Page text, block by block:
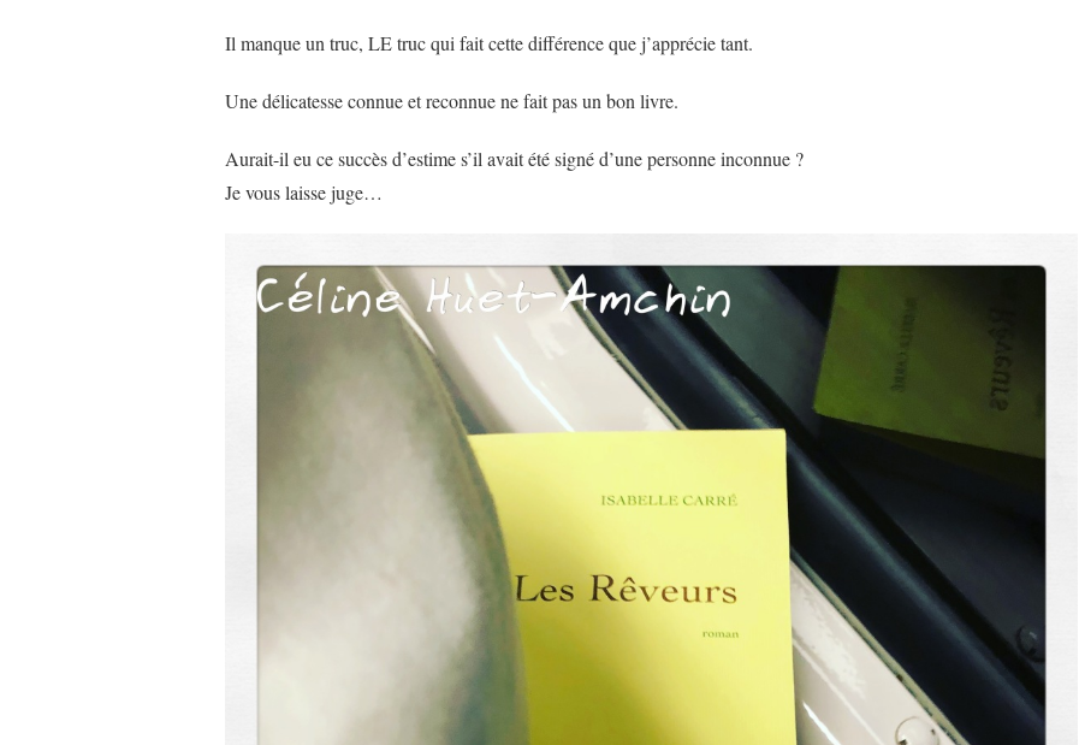
Il manque un truc, LE truc qui fait cette différence que j’apprécie tant.
Une délicatesse connue et reconnue ne fait pas un bon livre.
Aurait-il eu ce succès d’estime s’il avait été signé d’une personne inconnue ?
Je vous laisse juge…